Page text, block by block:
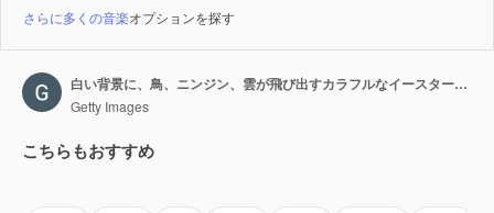
さらに多くの音楽オプションを探す
白い背景に、鳥、ニンジン、雲が飛び出すカラフルなイースターエッグのバスケットを持ったイースターのうさぎの男の子の4Kループアニメーション
Getty Images
こちらもおすすめ